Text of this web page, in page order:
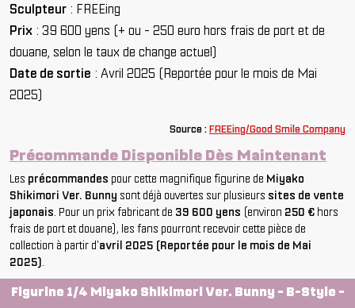
Sculpteur : FREEing
Prix : 39 600 yens (+ ou - 250 euro hors frais de port et de
douane, selon le taux de change actuel)
Date de sortie : Avril 2025 (Reportée pour le mois de Mai
2025)
Source :FREEing/Good Smile Company
Précommande Disponible Dès Maintenant
Les précommandes pour cette magnifique figurine de Miyako
Shikimori Ver. Bunny sont déjà ouvertes sur plusieurs sites de vente
japonais. Pour un prix fabricant de 39 600 yens (environ 250 € hors
frais de port et douane), les fans pourront recevoir cette pièce de
collection à partir d'avril 2025 (Reportée pour le mois de Mai
2025).
Figurine 1/4 Miyako Shikimori Ver. Bunny - B-Style -